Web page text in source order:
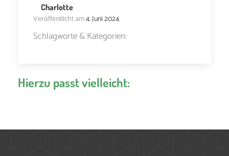
Charlotte
Veröffentlicht am4. Juni 2024
Schlagworte & Kategorien:
Hierzu passt vielleicht: